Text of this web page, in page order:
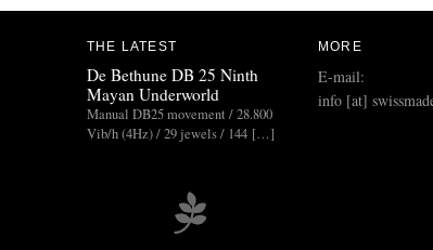
THE LATEST
De Bethune DB 25 Ninth
Mayan Underworld
Manual DB25 movement / 28.800
Vib/h (4Hz) / 29 jewels / 144 […]
MORE
E-mail:
info [at]